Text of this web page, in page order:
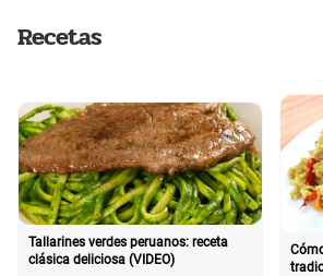
Recetas
Tallarines verdes peruanos: receta
clásica deliciosa (VIDEO)